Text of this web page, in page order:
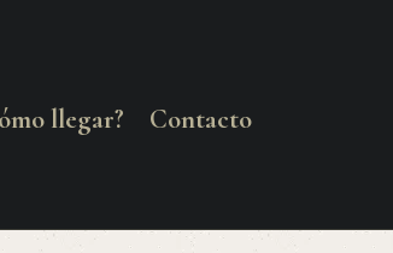
llegar? Contacto